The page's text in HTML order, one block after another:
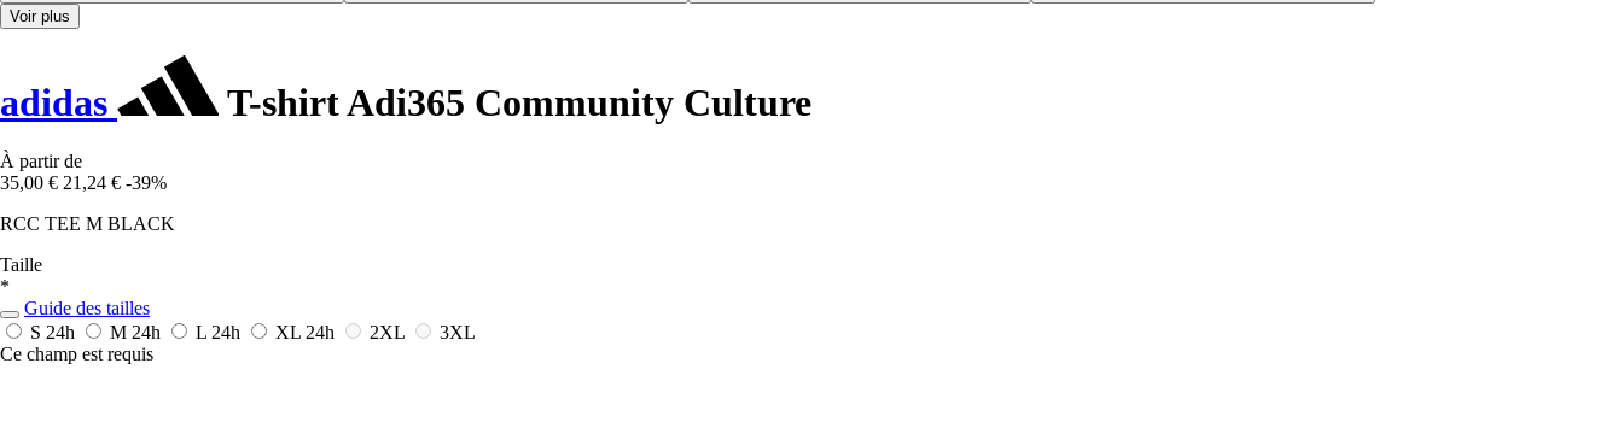
Voir plus
adidas T-shirt Adi365 Community Culture
À partir de
35,00 € 21,24 € -39%
RCC TEE M BLACK
Taille
*
Guide des tailles
S 24h M 24h L 24h XL 24h 2XL
3XL
Ce champ est requis